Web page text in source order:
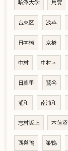
駒澤大学 用賀
台東区 浅草
日本橋 京橋
中村 中村南
日暮里 鶯谷
浦和 南浦和
志村坂上 本蓮沼
西巣鴨 巣鴨